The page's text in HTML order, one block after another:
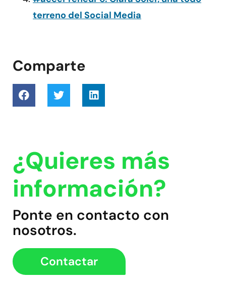
terreno del Social Media
Comparte
¿Quieres más
información?
Ponte en contacto con
nosotros.
Contactar